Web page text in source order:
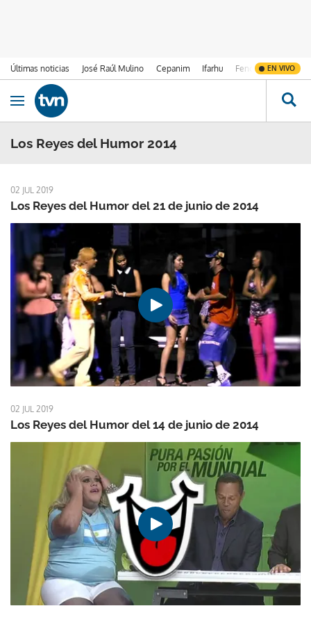
Últimas noticias José Raúl Mulino Cepanim Ifarhu Fenómeno de El
EN VIVO
Ir al contenido
Obrir navegació
Los Reyes del Humor 2014
02 JUL 2019
Los Reyes del Humor del 21 de junio de 2014
02 JUL 2019
Los Reyes del Humor del 14 de junio de 2014